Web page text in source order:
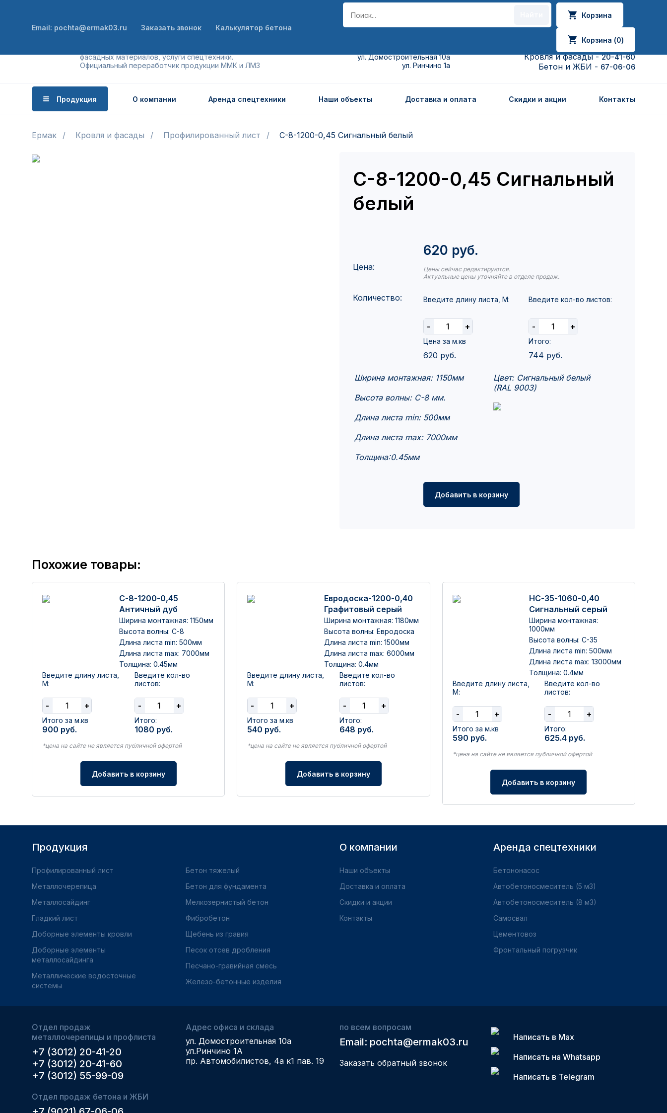
Email: pochta@ermak03.ru Заказать звонок Калькулятор бетона
Корзина
Корзина (0)
фасадных материалов, услуги спецтехники.
Официальный переработчик продукции ММК и ЛМЗ
ул. Домостроительная 10а
ул. Ринчино 1а
Кровля и фасады - 20-41-20
Кровля и фасады -20-41-60
Бетон и ЖБИ - 67-06-06
Продукция О компании Аренда спецтехники Наши объекты Доставка и оплата Скидки и акции Контакты
Ермак Кровля и фасады Профилированный лист С-8-1200-0,45 Сигнальный белый
С-8-1200-0,45 Сигнальный
белый
Цена:
620 руб.
Цены сейчас редактируются.
Актуальные цены уточняйте в отделе продаж.
Количество: Введите длину листа, М:
- +
Цена за м.кв
620 руб.
Введите кол-во листов:
- +
Итого:
744 руб.
Ширина монтажная: 1150мм
Высота волны: C-8 мм.
Длина листа min: 500мм
Длина листа max: 7000мм
Толщина:0.45мм
Цвет: Сигнальный белый
(RAL 9003)
Добавить в корзину
Похожие товары:
С-8-1200-0,45
Античный дуб
Ширина монтажная: 1150мм
Высота волны: C-8
Длина листа min: 500мм
Длина листа max: 7000мм
Толщина: 0.45мм
Введите длину листа,
М:
- +
Итого за м.кв
900 руб.
Введите кол-во
листов:
- +
Итого:
1080 руб.
*цена на сайте не является публичной офертой
Добавить в корзину
Евродоска-1200-0,40
Графитовый серый
Ширина монтажная: 1180мм
Высота волны: Евродоска
Длина листа min: 1500мм
Длина листа max: 6000мм
Толщина: 0.4мм
Введите длину листа,
М:
- +
Итого за м.кв
540 руб.
Введите кол-во
листов:
- +
Итого:
648 руб.
*цена на сайте не является публичной офертой
Добавить в корзину
НС-35-1060-0,40
Сигнальный серый
Ширина монтажная:
1000мм
Высота волны: C-35
Длина листа min: 500мм
Длина листа max: 13000мм
Толщина: 0.4мм
Введите длину листа,
М:
- +
Итого за м.кв
590 руб.
Введите кол-во
листов:
- +
Итого:
625.4 руб.
*цена на сайте не является публичной офертой
Добавить в корзину
Продукция
Профилированный лист
Металлочерепица
Металлосайдинг
Гладкий лист
Доборные элементы кровли
Доборные элементы
металлосайдинга
Металлические водосточные
системы
Бетон тяжелый
Бетон для фундамента
Мелкозернистый бетон
Фибробетон
Щебень из гравия
Песок отсев дробления
Песчано-гравийная смесь
Железо-бетонные изделия
О компании
Наши объекты
Доставка и оплата
Скидки и акции
Контакты
Аренда спецтехники
Бетононасос
Автобетоносмеситель (5 м3)
Автобетоносмеситель (8 м3)
Самосвал
Цементовоз
Фронтальный погрузчик
Отдел продаж
металлочерепицы и профлиста
+7 (3012) 20-41-20
+7 (3012) 20-41-60
+7 (3012) 55-99-09
Отдел продаж бетона и ЖБИ
Адрес офиса и склада
ул. Домостроительная 10а
ул.Ринчино 1А
пр. Автомобилистов, 4а к1 пав. 19
по всем вопросам
Email: pochta@ermak03.ru
Заказать обратный звонок
Написать в Max
Написать на Whatsapp
Написать в Telegram